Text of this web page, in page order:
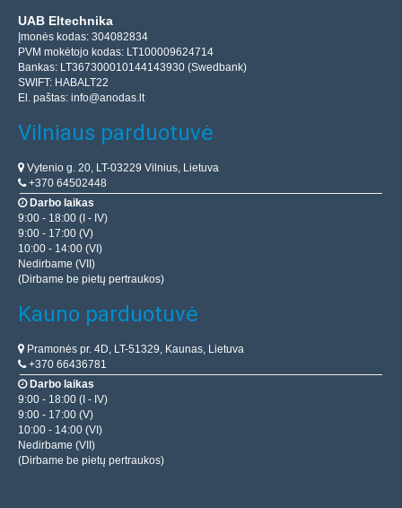
UAB Eltechnika
Įmonės kodas: 304082834
PVM mokėtojo kodas: LT100009624714
Bankas: LT367300010144143930 (Swedbank)
SWIFT: HABALT22
El. paštas: info@anodas.lt
Vilniaus parduotuvė
Vytenio g. 20, LT-03229 Vilnius, Lietuva
+370 64502448
Darbo laikas
9:00 - 18:00 (I - IV)
9:00 - 17:00 (V)
10:00 - 14:00 (VI)
Nedirbame (VII)
(Dirbame be pietų pertraukos)
Kauno parduotuvė
Pramonės pr. 4D, LT-51329, Kaunas, Lietuva
+370 66436781
Darbo laikas
9:00 - 18:00 (I - IV)
9:00 - 17:00 (V)
10:00 - 14:00 (VI)
Nedirbame (VII)
(Dirbame be pietų pertraukos)